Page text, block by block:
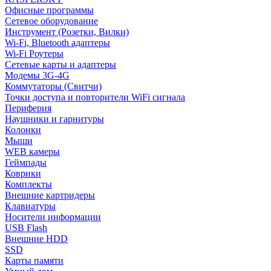
Офисные программы
Сетевое оборудование
Инструмент (Розетки, Вилки)
Wi-Fi, Bluetooth адаптеры
Wi-Fi Роутеры
Сетевые карты и адаптеры
Модемы 3G-4G
Коммутаторы (Свитчи)
Точки доступа и повторители WiFi сигнала
Периферия
Наушники и гарнитуры
Колонки
Мыши
WEB камеры
Геймпады
Коврики
Комплекты
Внешние картридеры
Клавиатуры
Носители информации
USB Flash
Внешние HDD
SSD
Карты памяти